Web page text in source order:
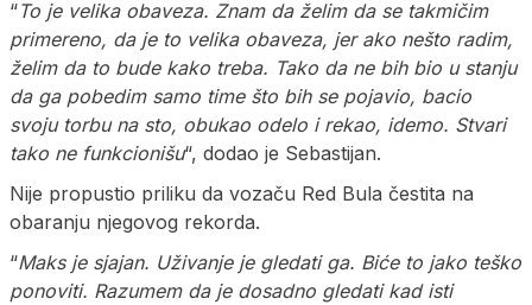
“To je velika obaveza. Znam da želim da se takmičim
primereno, da je to velika obaveza, jer ako nešto radim,
želim da to bude kako treba. Tako da ne bih bio u stanju
da ga pobedim samo time što bih se pojavio, bacio
svoju torbu na sto, obukao odelo i rekao, idemo. Stvari
tako ne funkcionišu“, dodao je Sebastijan.
Nije propustio priliku da vozaču Red Bula čestita na
obaranju njegovog rekorda.
“Maks je sjajan. Uživanje je gledati ga. Biće to jako teško
ponoviti. Razumem da je dosadno gledati kad isti